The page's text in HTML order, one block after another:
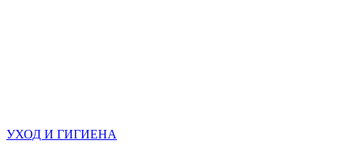
УХОД И ГИГИЕНА